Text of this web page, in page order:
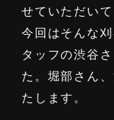
せていただい
今回はそんな
タッフの渋谷
た。堀部さん
たします。